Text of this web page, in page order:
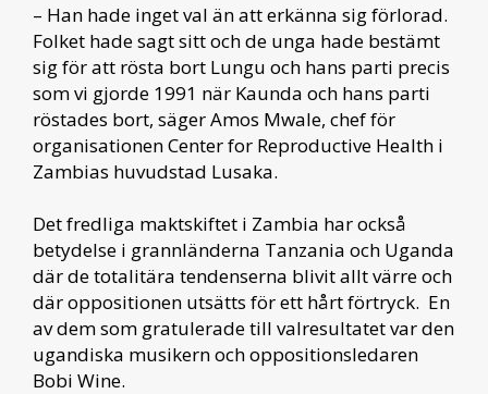
– Han hade inget val än att erkänna sig förlorad.
Folket hade sagt sitt och de unga hade bestämt
sig för att rösta bort Lungu och hans parti precis
som vi gjorde 1991 när Kaunda och hans parti
röstades bort, säger Amos Mwale, chef för
organisationen Center for Reproductive Health i
Zambias huvudstad Lusaka.
Det fredliga maktskiftet i Zambia har också
betydelse i grannländerna Tanzania och Uganda
där de totalitära tendenserna blivit allt värre och
där oppositionen utsätts för ett hårt förtryck. En
av dem som gratulerade till valresultatet var den
ugandiska musikern och oppositionsledaren
Bobi Wine.